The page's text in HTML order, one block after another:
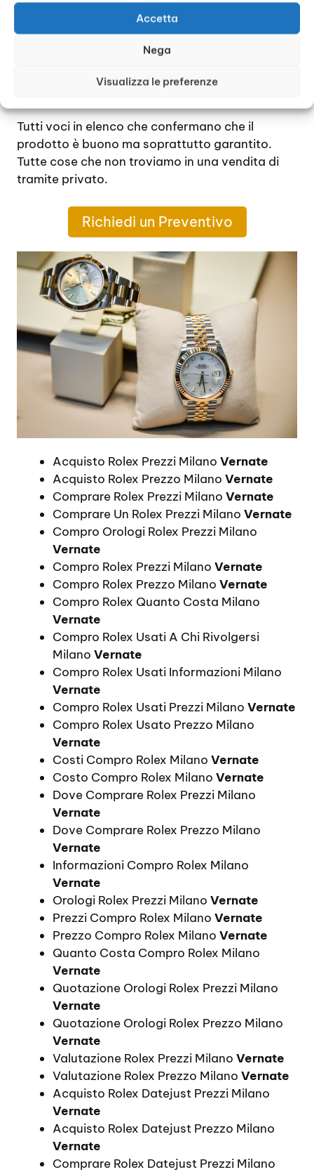
Accetta
Nega
Visualizza le preferenze
Garanzia
Certificato di autenticità
Prodotti originali
Valutazione economica attuale
Ridimensionamento dei costi in caso di
Tutti voci in elenco che confermano che il
prodotto è buono ma soprattutto garantito.
Tutte cose che non troviamo in una vendita di
tramite privato.
Richiedi un Preventivo
Acquisto Rolex Prezzi Milano Vernate
Acquisto Rolex Prezzo Milano Vernate
Comprare Rolex Prezzi Milano Vernate
Comprare Un Rolex Prezzi Milano Vernate
Compro Orologi Rolex Prezzi Milano
Vernate
Compro Rolex Prezzi Milano Vernate
Compro Rolex Prezzo Milano Vernate
Compro Rolex Quanto Costa Milano
Vernate
Compro Rolex Usati A Chi Rivolgersi
Milano Vernate
Compro Rolex Usati Informazioni Milano
Vernate
Compro Rolex Usati Prezzi Milano Vernate
Compro Rolex Usato Prezzo Milano
Vernate
Costi Compro Rolex Milano Vernate
Costo Compro Rolex Milano Vernate
Dove Comprare Rolex Prezzi Milano
Vernate
Dove Comprare Rolex Prezzo Milano
Vernate
Informazioni Compro Rolex Milano
Vernate
Orologi Rolex Prezzi Milano Vernate
Prezzi Compro Rolex Milano Vernate
Prezzo Compro Rolex Milano Vernate
Quanto Costa Compro Rolex Milano
Vernate
Quotazione Orologi Rolex Prezzi Milano
Vernate
Quotazione Orologi Rolex Prezzo Milano
Vernate
Valutazione Rolex Prezzi Milano Vernate
Valutazione Rolex Prezzo Milano Vernate
Acquisto Rolex Datejust Prezzi Milano
Vernate
Acquisto Rolex Datejust Prezzo Milano
Vernate
Comprare Rolex Datejust Prezzi Milano